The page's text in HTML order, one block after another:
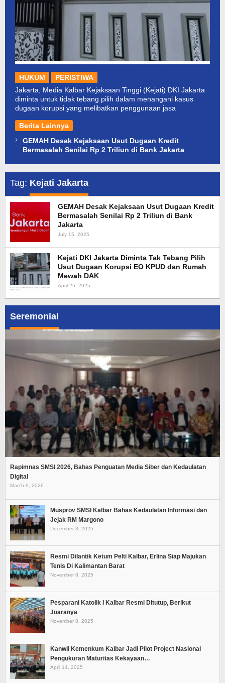
HUKUM
PERISTIWA
Jakarta, Media Kalbar Kejaksaan Tinggi (Kejati) DKI Jakarta
diminta untuk tidak tebang pilih dalam menangani kasus
dugaan korupsi yang melibatkan penggunaan jasa
Berita Lainnya
GEMAH Desak Kejaksaan Usut Dugaan Kredit
Bermasalah Senilai Rp 2 Triliun di Bank Jakarta
Seremonial
Rapimnas SMSI 2026, Bahas Penguatan Media Siber dan Kedaulatan
Digital
March 9, 2026
Musprov SMSI Kalbar Bahas Kedaulatan Informasi dan
Jejak RM Margono
December 3, 2025
Resmi Dilantik Ketum Pelti Kalbar, Erlina Siap Majukan
Tenis Di Kalimantan Barat
November 8, 2025
Pesparani Katolik I Kalbar Resmi Ditutup, Berikut
Juaranya
November 8, 2025
Kanwil Kemenkum Kalbar Jadi Pilot Project Nasional
Pengukuran Maturitas Kekayaan…
April 14, 2025
Tag: Kejati Jakarta
GEMAH Desak Kejaksaan Usut Dugaan Kredit
Bermasalah Senilai Rp 2 Triliun di Bank
Jakarta
July 15, 2025
Kejati DKI Jakarta Diminta Tak Tebang Pilih
Usut Dugaan Korupsi EO KPUD dan Rumah
Mewah DAK
April 25, 2025